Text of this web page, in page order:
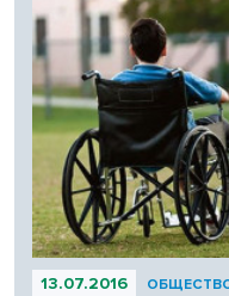
13.07.2016